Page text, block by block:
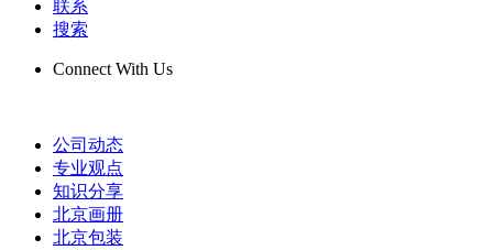
联系
搜索
Connect With Us
公司动态
专业观点
知识分享
北京画册
北京包装